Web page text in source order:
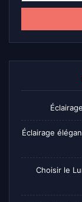
Éclairage
Choisir le